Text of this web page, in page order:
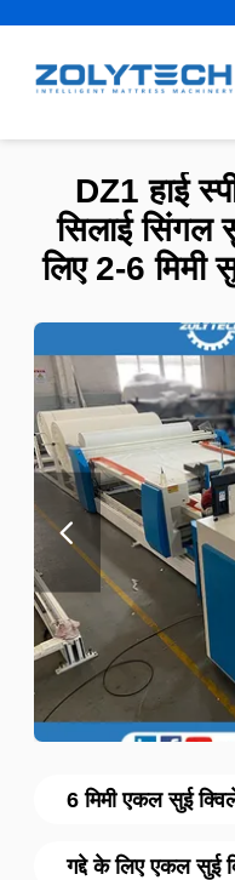
6 मिमी एकल सुई
गद्दे के लिए एकल सुई
DZ1 हाई
सिलाई सिंगल
लिए 2-6